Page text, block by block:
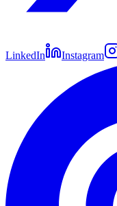
LinkedIn Instagram